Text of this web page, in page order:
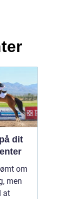
dit
om
men
at